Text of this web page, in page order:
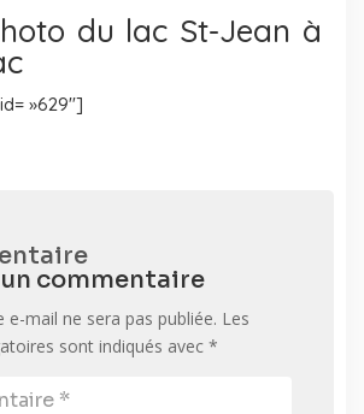
du lac St-Jean à
»629″]
commentaire
e-mail ne sera pas publiée. Les
sont indiqués avec *